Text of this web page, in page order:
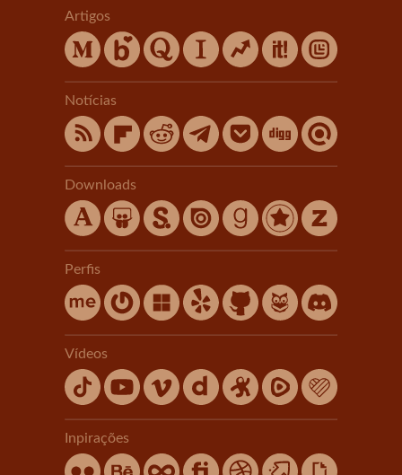
Artigos
Notícias
Downloads
Perfis
Vídeos
Inpirações